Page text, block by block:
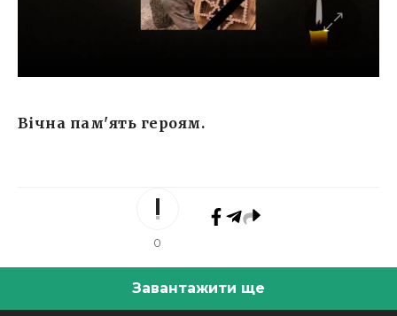
Вічна пам'ять героям.
0
Завантажити ще